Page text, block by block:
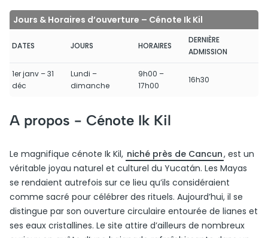
Jours & Horaires d’ouverture – Cénote Ik Kil
DATES JOURS HORAIRES
DERNIÈRE
ADMISSION
1er janv – 31
déc
Lundi –
dimanche
9h00 –
17h00
16h30
A propos - Cénote Ik Kil
Le magnifique cénote Ik Kil, niché près de Cancun, est un
véritable joyau naturel et culturel du Yucatán. Les Mayas
se rendaient autrefois sur ce lieu qu’ils considéraient
comme sacré pour célébrer des rituels. Aujourd’hui, il se
distingue par son ouverture circulaire entourée de lianes et
ses eaux cristallines. Le site attire d’ailleurs de nombreux